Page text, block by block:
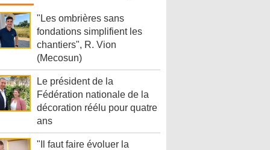
"Les ombrières sans
fondations simplifient les
chantiers", R. Vion
(Mecosun)
Le président de la
Fédération nationale de la
décoration réélu pour quatre
ans
"Il faut faire évoluer la